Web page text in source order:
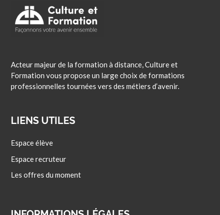
Acteur majeur de la formation à distance, Culture et
Formation vous propose un large choix de formations
professionnelles tournées vers des métiers d’avenir.
LIENS UTILES
Espace élève
Espace recruteur
Les offres du moment